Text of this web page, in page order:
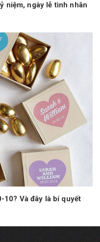
niệm, ngày lễ tình nhân
10? Và đây là bí quyết